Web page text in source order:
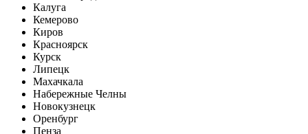
Калуга
Кемерово
Киров
Красноярск
Курск
Липецк
Махачкала
Набережные Челны
Новокузнецк
Оренбург
Пенза